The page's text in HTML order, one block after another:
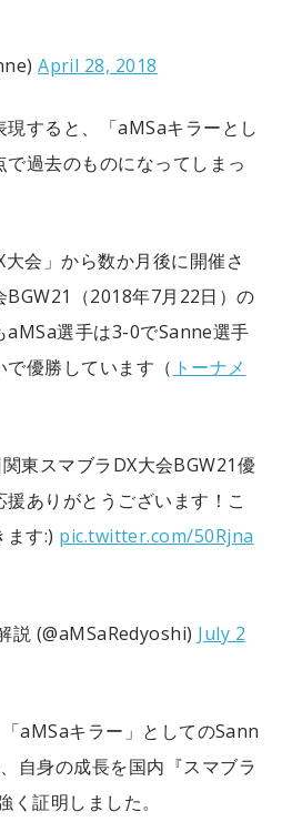
April 28, 2018
すると、「aMSaキラーとし
過去のものになってしまっ
大会」から数か月後に開催さ
（2018年7月22日）の
aMSa選手は3-0でSanne選手
優勝しています（ トーナメ
東スマブラDX大会BGW21優
援ありがとうございます！こ
ます:) pic.twitter.com/50Rjna
(@aMSaRedyoshi) July 2
aMSaキラー」としてのSann
自身の成長を国内『スマブラ
く証明しました。